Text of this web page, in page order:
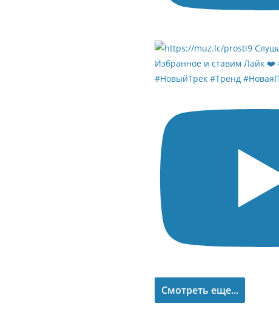
Смотреть еще...